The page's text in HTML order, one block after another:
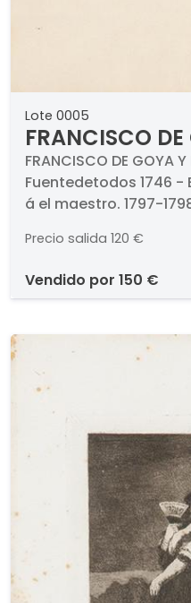
Lote 0005
FRANCISCO
LUCIENTES -
maestro. 1797-
FRANCISCO DE GOYA Y
Fuentedetodos 1746 -
á el maestro. 1797-
numerado (47.).
Edición incierta de la
Precio salida 120 €
vendido por 150 €